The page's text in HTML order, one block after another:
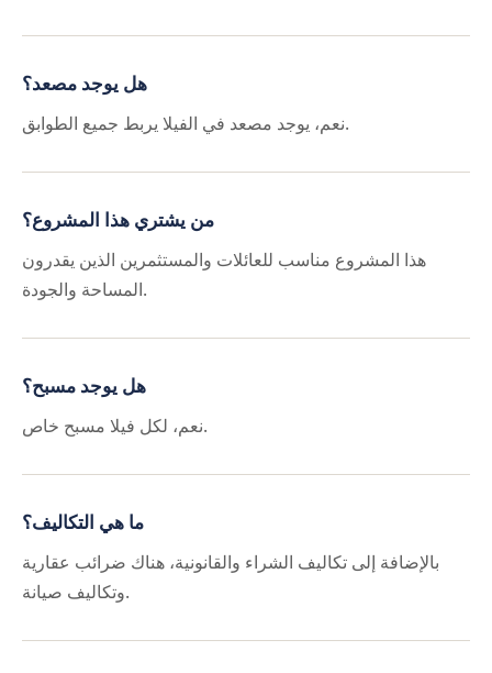
هل يوجد مصعد؟
نعم، يوجد مصعد في الفيلا يربط جميع الطوابق.
من يشتري هذا المشروع؟
هذا المشروع مناسب للعائلات والمستثمرين الذين يقدرون
المساحة والجودة.
هل يوجد مسبح؟
نعم، لكل فيلا مسبح خاص.
ما هي التكاليف؟
بالإضافة إلى تكاليف الشراء والقانونية، هناك ضرائب عقارية
وتكاليف صيانة.